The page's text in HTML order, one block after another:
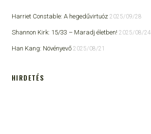
Harriet Constable: A hegedűvirtuóz 2025/09/28
Shannon Kirk: 15/33 ​– Maradj életben! 2025/08/24
Han Kang: Növényevő 2025/08/21
HIRDETÉS